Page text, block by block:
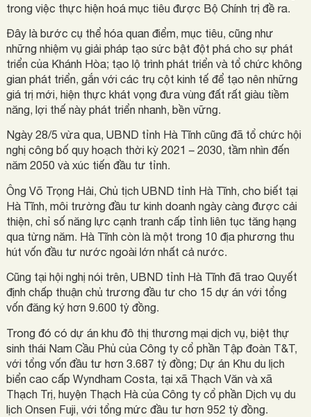
trong việc thực hiện hoá mục tiêu được Bộ Chính trị đề ra.
Đây là bước cụ thể hóa quan điểm, mục tiêu, cũng như
những nhiệm vụ giải pháp tạo sức bật đột phá cho sự phát
triển của Khánh Hòa; tạo lộ trình phát triển và tổ chức không
gian phát triển, gắn với các trụ cột kinh tế để tạo nên những
giá trị mới, hiện thực khát vọng đưa vùng đất rất giàu tiềm
năng, lợi thế này phát triển nhanh, bền vững.
Ngày 28/5 vừa qua, UBND tỉnh Hà Tĩnh cũng đã tổ chức hội
nghị công bố quy hoạch thời kỳ 2021 – 2030, tầm nhìn đến
năm 2050 và xúc tiến đầu tư tỉnh.
Ông Võ Trọng Hải, Chủ tịch UBND tỉnh Hà Tĩnh, cho biết tại
Hà Tĩnh, môi trường đầu tư kinh doanh ngày càng được cải
thiện, chỉ số năng lực cạnh tranh cấp tỉnh liên tục tăng hạng
qua từng năm. Hà Tĩnh còn là một trong 10 địa phương thu
hút vốn đầu tư nước ngoài lớn nhất cả nước.
Cũng tại hội nghị nói trên, UBND tỉnh Hà Tĩnh đã trao Quyết
định chấp thuận chủ trương đầu tư cho 15 dự án với tổng
vốn đăng ký hơn 9.600 tỷ đồng.
Trong đó có dự án khu đô thị thương mại dịch vụ, biệt thự
sinh thái Nam Cầu Phủ của Công ty cổ phần Tập đoàn T&T,
với tổng vốn đầu tư hơn 3.687 tỷ đồng; Dự án Khu du lịch
biển cao cấp Wyndham Costa, tại xã Thạch Văn và xã
Thạch Trị, huyện Thạch Hà của Công ty cổ phần Dịch vụ du
lịch Onsen Fuji, với tổng mức đầu tư hơn 952 tỷ đồng.